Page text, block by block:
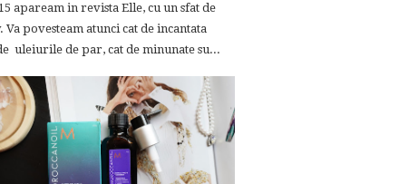
apaream in revista Elle, cu un sfat de
Va povesteam atunci cat de incantata
uleiurile de par, cat de minunate su...